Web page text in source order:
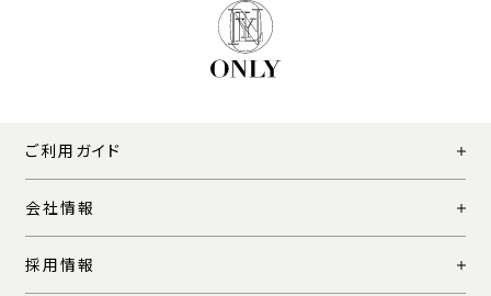
ご利用ガイド
会社情報
採用情報